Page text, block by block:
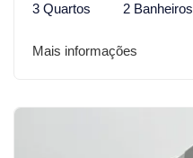
3 Quartos 2 Banheiros
Mais informações